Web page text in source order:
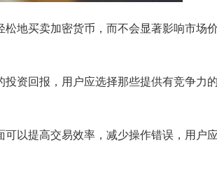
地买卖加密货币，而不会显著影响市场
资回报，用户应选择那些提供有竞争力
以提高交易效率，减少操作错误，用户